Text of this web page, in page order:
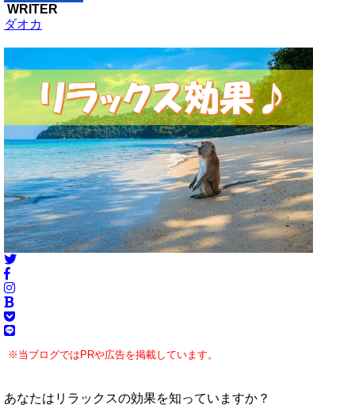
WRITER
ダオカ
※当ブログではPRや広告を掲載しています。
あなたはリラックスの効果を知っていますか？